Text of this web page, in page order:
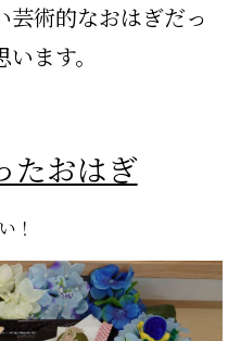
芸術的なおはぎだっ
ます。
たおはぎ
！